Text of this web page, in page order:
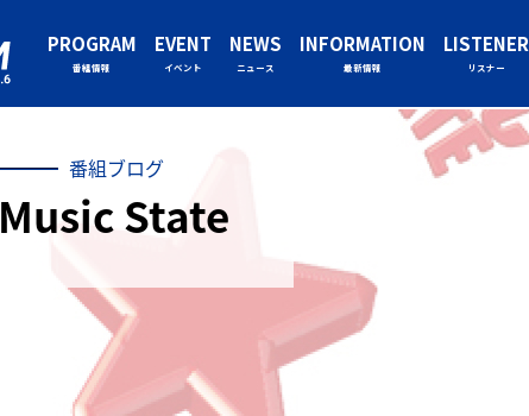
PROGRAM
番組情報
EVENT
イベント
NEWS
ニュース
INFORMATION
最新情報
LISTENER
リスナー
番組ブログ
Music State